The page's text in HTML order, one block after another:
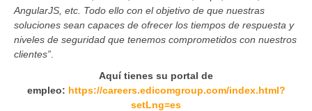
AngularJS, etc. Todo ello con el objetivo de que nuestras
soluciones sean capaces de ofrecer los tiempos de respuesta y
niveles de seguridad que tenemos comprometidos con nuestros
clientes”
Aquí tienes su portal de
empleo: https://careers.edicomgroup.com/index.html?
setLng=es